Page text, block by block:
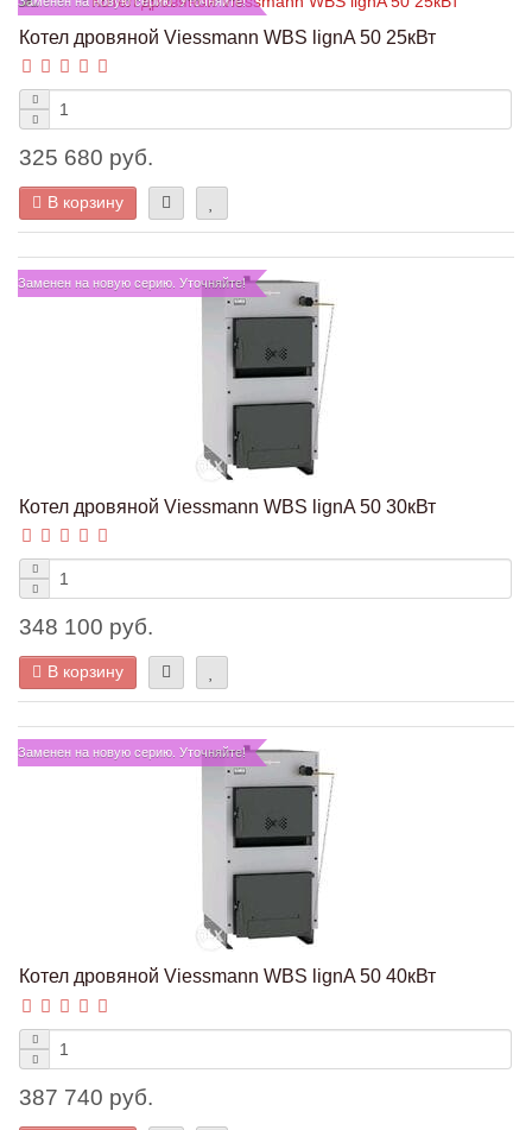
Котел дровяной Viessmann WBS lignA 50 25кВт
325 680 руб.
В корзину
Заменен на новую серию. Уточняйте!
Котел дровяной Viessmann WBS lignA 50 30кВт
348 100 руб.
В корзину
Заменен на новую серию. Уточняйте!
Котел дровяной Viessmann WBS lignA 50 40кВт
387 740 руб.